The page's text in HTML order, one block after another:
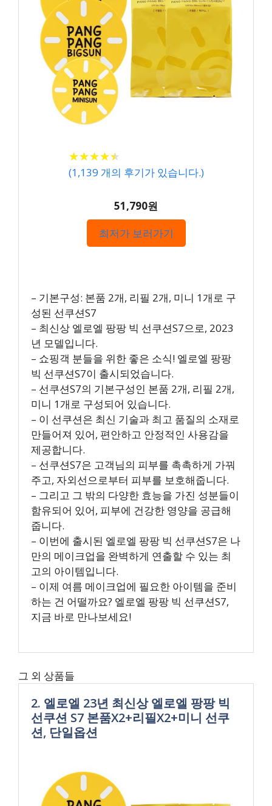
★★★★★
★★★★★
(1,139 개의 후기가 있습니다.)
51,790원
최저가 보러가기
– 기본구성: 본품 2개, 리필 2개, 미니 1개로 구
성된 선쿠션S7
– 최신상 엘로엘 팡팡 빅 선쿠션S7으로, 2023
년 모델입니다.
– 쇼핑객 분들을 위한 좋은 소식! 엘로엘 팡팡
빅 선쿠션S7이 출시되었습니다.
– 선쿠션S7의 기본구성인 본품 2개, 리필 2개,
미니 1개로 구성되어 있습니다.
– 이 선쿠션은 최신 기술과 최고 품질의 소재로
만들어져 있어, 편안하고 안정적인 사용감을
제공합니다.
– 선쿠션S7은 고객님의 피부를 촉촉하게 가꿔
주고, 자외선으로부터 피부를 보호해줍니다.
– 그리고 그 밖의 다양한 효능을 가진 성분들이
함유되어 있어, 피부에 건강한 영양을 공급해
줍니다.
– 이번에 출시된 엘로엘 팡팡 빅 선쿠션S7은 나
만의 메이크업을 완벽하게 연출할 수 있는 최
고의 아이템입니다.
– 이제 여름 메이크업에 필요한 아이템을 준비
하는 건 어떨까요? 엘로엘 팡팡 빅 선쿠션S7,
지금 바로 만나보세요!
그 외 상품들
2. 엘로엘 23년 최신상 엘로엘 팡팡 빅
선쿠션 S7 본품X2+리필X2+미니 선쿠
션, 단일옵션